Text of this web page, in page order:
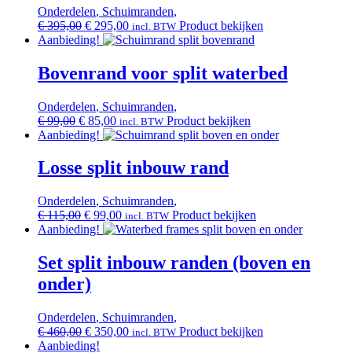
Onderdelen, Schuimranden,
€395,00 Oorspronkelijke
prijs
€ 395,00.
€ 295,00Huidige
prijs
incl. BTW Product bekijken
Aanbieding!
Bovenrand voor split waterbed
Onderdelen, Schuimranden,
€99,00 Oorspronkelijke
prijs
€ 99,00.
€ 85,00Huidige
prijs
€ 85,00.
incl. BTW Product bekijken
Aanbieding!
Losse split inbouw rand
Onderdelen, Schuimranden,
€115,00 Oorspronkelijke
prijs
€ 115,00.
€ 99,00Huidige
prijs
€ 99,00.
incl. BTW Product bekijken
Aanbieding!
Set split inbouw randen (boven en
onder)
Onderdelen, Schuimranden,
€460,00 Oorspronkelijke
prijs
€ 350,00Huidige
incl. BTW Product bekijken
Aanbieding!